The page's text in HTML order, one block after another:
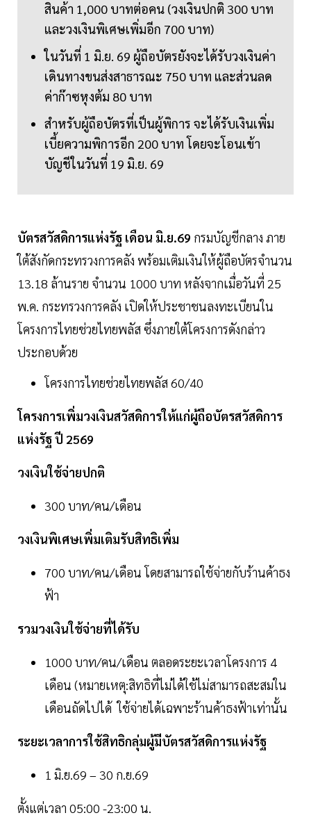
สินค้า 1,000 บาทต่อคน (วงเงินปกติ 300 บาท
และวงเงินพิเศษเพิ่มอีก 700 บาท)
ในวันที่ 1 มิ.ย. 69 ผู้ถือบัตรยังจะได้รับวงเงินค่า
เดินทางขนส่งสาธารณะ 750 บาท และส่วนลด
ค่าก๊าซหุงต้ม 80 บาท
สำหรับผู้ถือบัตรที่เป็นผู้พิการ จะได้รับเงินเพิ่ม
เบี้ยความพิการอีก 200 บาท โดยจะโอนเข้า
บัญชีในวันที่ 19 มิ.ย. 69
บัตรสวัสดิการแห่งรัฐ เดือน มิ.ย.69 กรมบัญชีกลาง ภาย
ใต้สังกัดกระทรวงการคลัง พร้อมเติมเงินให้ผู้ถือบัตรจำนวน
13.18 ล้านราย จำนวน 1000 บาท หลังจากเมื่อวันที่ 25
พ.ค. กระทรวงการคลัง เปิดให้ประชาชนลงทะเบียนใน
โครงการไทยช่วยไทยพลัส ซึ่งภายใต้โครงการดังกล่าว
ประกอบด้วย
โครงการไทยช่วยไทยพลัส 60/40
โครงการเพิ่มวงเงินสวัสดิการให้แก่ผู้ถือบัตรสวัสดิการ
แห่งรัฐ ปี 2569
วงเงินใช้จ่ายปกติ
300 บาท/คน/เดือน
วงเงินพิเศษเพิ่มเติมรับสิทธิเพิ่ม
700 บาท/คน/เดือน โดยสามารถใช้จ่ายกับร้านค้าธง
ฟ้า
รวมวงเงินใช้จ่ายที่ได้รับ
1000 บาท/คน/เดือน ตลอดระยะเวลาโครงการ 4
เดือน (หมายเหตุ:สิทธิที่ไม่ได้ใช้ไม่สามารถสะสมใน
เดือนถัดไปได้ ใช้จ่ายได้เฉพาะร้านค้าธงฟ้าเท่านั้น
ระยะเวลาการใช้สิทธิกลุ่มผู้มีบัตรสวัสดิการแห่งรัฐ
1 มิ.ย.69 – 30 ก.ย.69
ตั้งแต่เวลา 05:00 -23:00 น.